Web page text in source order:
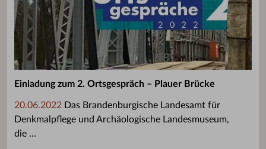
Einladung zum 2. Ortsgespräch – Plauer Brücke
20.06.2022 Das Brandenburgische Landesamt für
Denkmalpflege und Archäologische Landesmuseum,
die ...